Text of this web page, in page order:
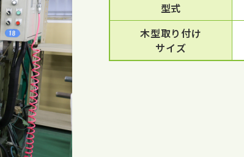
型式
木型取り付け
サイズ